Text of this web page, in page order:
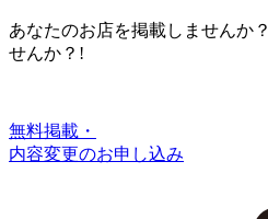
あなたのお店を掲載しませんか？
せんか？!
無料掲載・
内容変更のお申し込み